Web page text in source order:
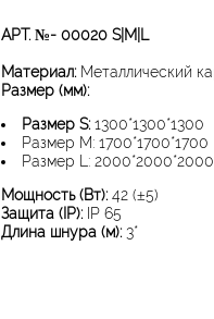
АРТ. №- 00020 S|M|L
Материал: Металлический
Размер (мм):
Размер S: 1300*1300*1300
Размер M: 1700*1700*1700
Размер L: 2000*2000*2000
Мощность (Вт)​: 42 (±5)
Защита (IP)​: IP 65​
Длина шнура (м)​: 3*​